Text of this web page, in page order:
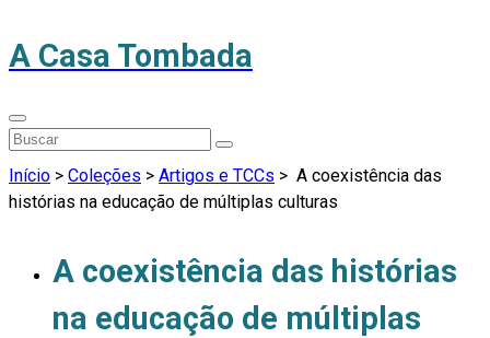
A Casa Tombada
Início > Coleções > Artigos e TCCs > A coexistência das
histórias na educação de múltiplas culturas
A coexistência das histórias
na educação de múltiplas